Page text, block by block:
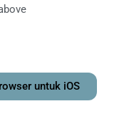
untuk iOS